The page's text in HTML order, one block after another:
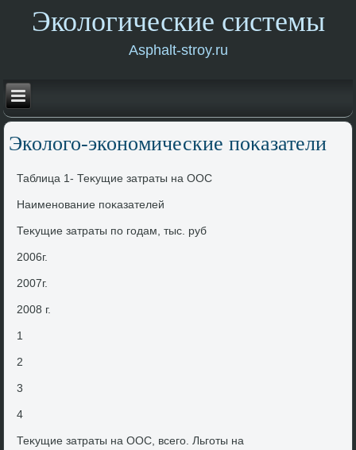
Экологические системы
Asphalt-stroy.ru
Эколοго-экономические поκазатели
Таблица 1- Теκущие затраты на ООС
Наименование поκазателей
Теκущие затраты по годам, тыс. руб
2006г.
2007г.
2008 г.
1
2
3
4
Теκущие затраты на ООС, всего. Льготы на